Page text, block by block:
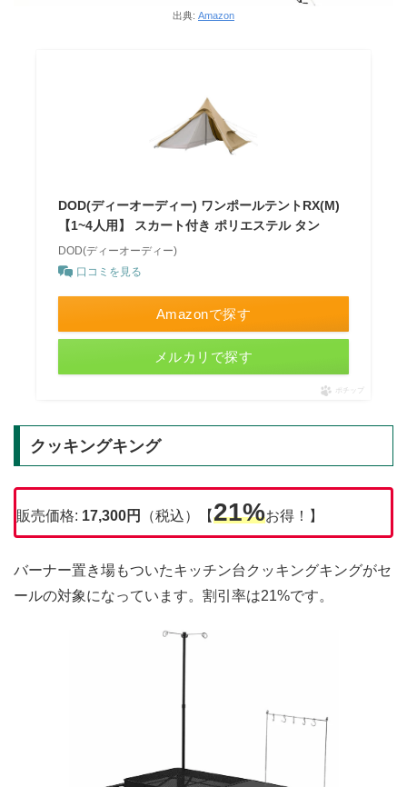
出典: Amazon
DOD(ディーオーディー) ワンポールテントRX(M)
【1~4人用】 スカート付き ポリエステル タン
DOD(ディーオーディー)
口コミを見る
Amazonで探す
メルカリで探す
ポチップ
クッキングキング
販売価格: 17,300円 （税込）【21%お得！】
バーナー置き場もついたキッチン台クッキングキングがセ
ールの対象になっています。割引率は21%です。